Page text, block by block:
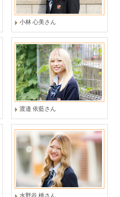
小林 心美さん
渡邉 依藍さん